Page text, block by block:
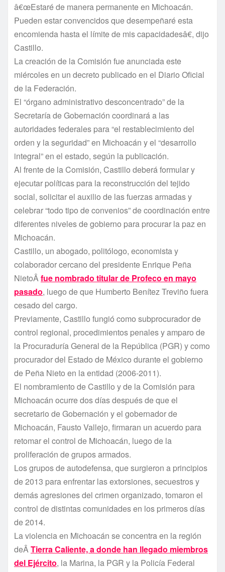
â€œEstaré de manera permanente en Michoacán.
Pueden estar convencidos que desempeñaré esta
encomienda hasta el lí­mite de mis capacidadesâ€, dijo
Castillo.
La creación de la Comisión fue anunciada este
miércoles en un decreto publicado en el Diario Oficial
de la Federación.
El “órgano administrativo desconcentrado” de la
Secretarí­a de Gobernación coordinará a las
autoridades federales para “el restablecimiento del
orden y la seguridad” en Michoacán y el “desarrollo
integral” en el estado, según la publicación.
Al frente de la Comisión, Castillo deberá formular y
ejecutar polí­ticas para la reconstrucción del tejido
social, solicitar el auxilio de las fuerzas armadas y
celebrar “todo tipo de convenios” de coordinación entre
diferentes niveles de gobierno para procurar la paz en
Michoacán.
Castillo, un abogado, politólogo, economista y
colaborador cercano del presidente Enrique Peña
NietoÂfue nombrado titular de Profeco en mayo
pasado, luego de que Humberto Bení­tez Treviño fuera
cesado del cargo.
Previamente, Castillo fungió como subprocurador de
control regional, procedimientos penales y amparo de
la Procuradurí­a General de la República (PGR) y como
procurador del Estado de México durante el gobierno
de Peña Nieto en la entidad (2006-2011).
El nombramiento de Castillo y de la Comisión para
Michoacán ocurre dos dí­as después de que el
secretario de Gobernación y el gobernador de
Michoacán, Fausto Vallejo, firmaran un acuerdo para
retomar el control de Michoacán, luego de la
proliferación de grupos armados.
Los grupos de autodefensa, que surgieron a principios
de 2013 para enfrentar las extorsiones, secuestros y
demás agresiones del crimen organizado, tomaron el
control de distintas comunidades en los primeros dí­as
de 2014.
La violencia en Michoacán se concentra en la región
deÂTierra Caliente, a donde han llegado miembros
del Ejército, la Marina, la PGR y la Policí­a Federal